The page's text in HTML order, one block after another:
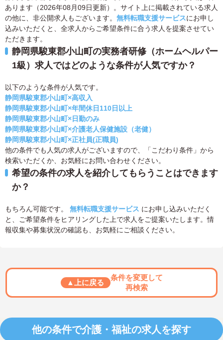
あります（2026年08月09日更新）。サイト上に掲載されている求人
の他に、非公開求人もございます。 無料転職支援サービスにお申し
込みいただくと、全求人からご希望条件に合う求人を提案させてい
ただきます。
静岡県駿東郡小山町の実務者研修（ホームヘルパー
1級）求人ではどのような条件が人気ですか？
以下のような条件が人気です。
静岡県駿東郡小山町×高収入
静岡県駿東郡小山町×年間休日110日以上
静岡県駿東郡小山町×日勤のみ
静岡県駿東郡小山町×介護老人保健施設（老健）
静岡県駿東郡小山町×正社員(正職員)
他の条件でも人気の求人がございますので、「こだわり条件」から
検索いただくか、お気軽にお問い合わせください。
希望の条件の求人を紹介してもらうことはできます
か？
もちろん可能です。 無料転職支援サービス にお申し込みいただく
と、ご希望条件をヒアリングした上で求人をご提案いたします。情
報収集や募集状況の確認も、お気軽にご相談ください。
▲上に戻る
条件を変更して
再検索
他の条件で介護・福祉の求人を探す